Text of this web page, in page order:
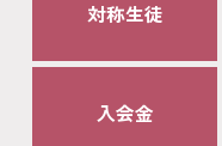
対称生徒
入会金